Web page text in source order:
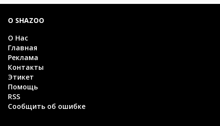
О SHAZOO
О Нас
Главная
Реклама
Контакты
Этикет
Помощь
RSS
Сообщить об ошибке